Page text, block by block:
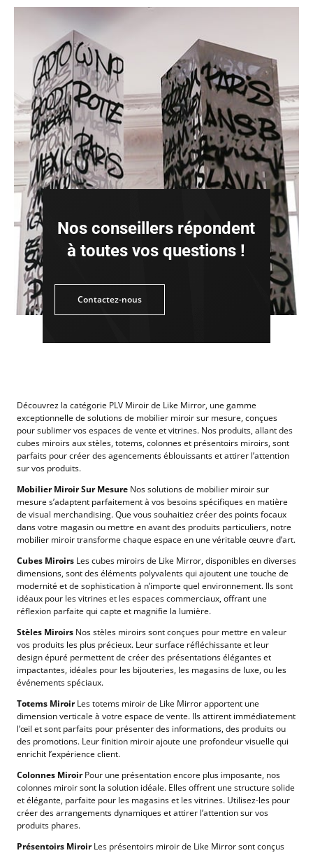
Nos conseillers répondent
à toutes vos questions !
Contactez-nous
nous
Découvrez la catégorie PLV Miroir de Like Mirror, une gamme
exceptionnelle de solutions de mobilier miroir sur mesure, conçues
pour sublimer vos espaces de vente et vitrines. Nos produits, allant des
cubes miroirs aux stèles, totems, colonnes et présentoirs miroirs, sont
parfaits pour créer des agencements éblouissants et attirer l’attention
sur vos produits.
Mobilier Miroir Sur Mesure Nos solutions de mobilier miroir sur
mesure s’adaptent parfaitement à vos besoins spécifiques en matière
de visual merchandising. Que vous souhaitiez créer des points focaux
dans votre magasin ou mettre en avant des produits particuliers, notre
mobilier miroir transforme chaque espace en une véritable œuvre d’art.
Cubes Miroirs Les cubes miroirs de Like Mirror, disponibles en diverses
dimensions, sont des éléments polyvalents qui ajoutent une touche de
modernité et de sophistication à n’importe quel environnement. Ils sont
idéaux pour les vitrines et les espaces commerciaux, offrant une
réflexion parfaite qui capte et magnifie la lumière.
Stèles Miroirs Nos stèles miroirs sont conçues pour mettre en valeur
vos produits les plus précieux. Leur surface réfléchissante et leur
design épuré permettent de créer des présentations élégantes et
impactantes, idéales pour les bijouteries, les magasins de luxe, ou les
événements spéciaux.
Totems MiroirLes totems miroir de Like Mirror apportent une
dimension verticale à votre espace de vente. Ils attirent immédiatement
l’œil et sont parfaits pour présenter des informations, des produits ou
des promotions. Leur finition miroir ajoute une profondeur visuelle qui
enrichit l’expérience client.
Colonnes MiroirPour une présentation encore plus imposante, nos
colonnes miroir sont la solution idéale. Elles offrent une structure solide
et élégante, parfaite pour les magasins et les vitrines. Utilisez-les pour
créer des arrangements dynamiques et attirer l’attention sur vos
produits phares.
Présentoirs MiroirLes présentoirs miroir de Like Mirror sont conçus